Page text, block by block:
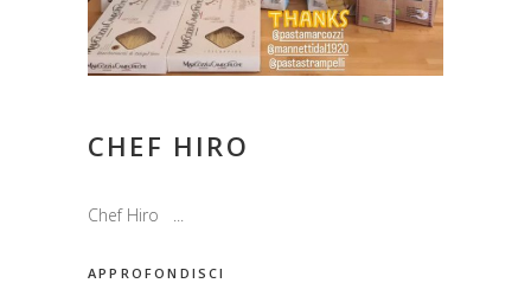
CHEF HIRO
Chef Hiro
APPROFONDISCI